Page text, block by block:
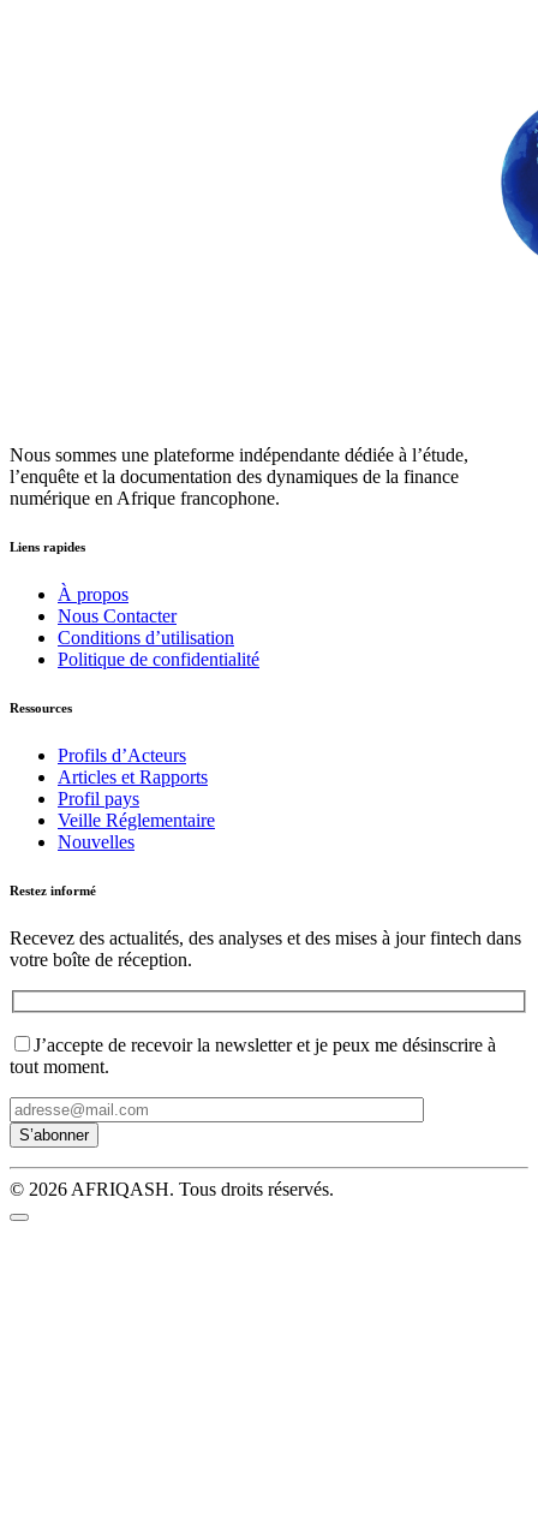
Nous sommes une plateforme indépendante dédiée à l’étude,
l’enquête et la documentation des dynamiques de la finance
numérique en Afrique francophone.
Liens rapides
À propos
Nous Contacter
Conditions d’utilisation
Politique de confidentialité
Ressources
Profils d’Acteurs
Articles et Rapports
Profil pays
Veille Réglementaire
Nouvelles
Restez informé
Recevez des actualités, des analyses et des mises à jour fintech dans
votre boîte de réception.
J’accepte de recevoir la newsletter et je peux me désinscrire à
tout moment.
© 2026 AFRIQASH. Tous droits réservés.